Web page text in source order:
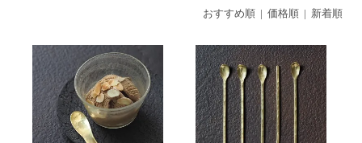
おすすめ順| 価格順 | 新着順